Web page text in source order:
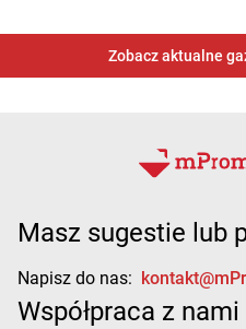
Zobacz aktualne
Masz sugestie lub
Napisz do nas:
Współpraca z nami